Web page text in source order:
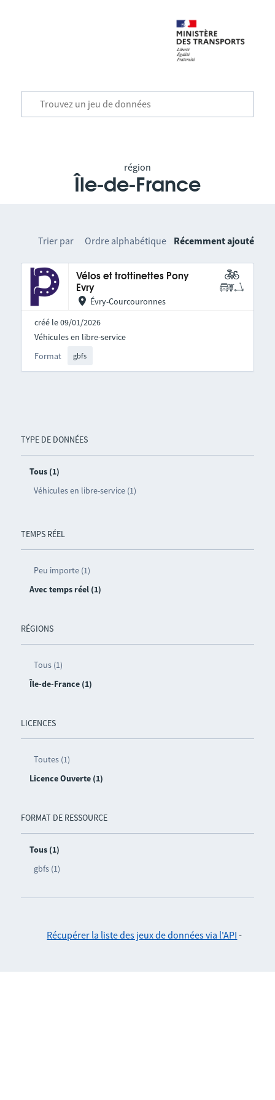
région
Île-de-France
TYPE DE DONNÉES
Tous (1)
Véhicules en libre-service (1)
TEMPS RÉEL
Peu importe (1)
Avec temps réel (1)
RÉGIONS
Tous (1)
Île-de-France (1)
LICENCES
Toutes (1)
Licence Ouverte (1)
FORMAT DE RESSOURCE
Tous (1)
gbfs (1)
Trier par Ordre alphabétique Récemment ajouté
Vélos et trottinettes Pony
Evry
Évry-Courcouronnes
créé le 09/01/2026
Format gbfs
Véhicules en libre-service
Récupérer la liste des jeux de données via l'API -